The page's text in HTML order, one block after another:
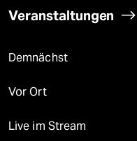
Veranstaltungen
Demnächst
Vor Ort
Live im Stream